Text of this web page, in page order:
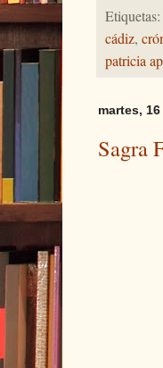
Etiquetas:
cádiz,
patricia
martes,
Sagra